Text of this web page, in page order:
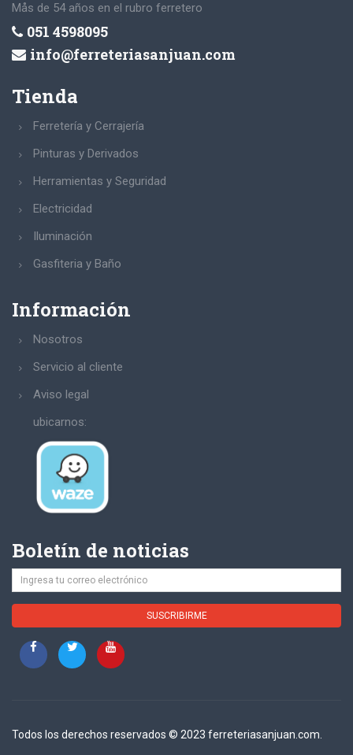
Mås de 54 años en el rubro ferretero
051 4598095
info@ferreteriasanjuan.com
Tienda
Ferretería y Cerrajería
Pinturas y Derivados
Herramientas y Seguridad
Electricidad
Iluminación
Gasfiteria y Baño
Información
Nosotros
Servicio al cliente
Aviso legal
ubicarnos:
Boletín de noticias
Todos los derechos reservados © 2023 ferreteriasanjuan.com.